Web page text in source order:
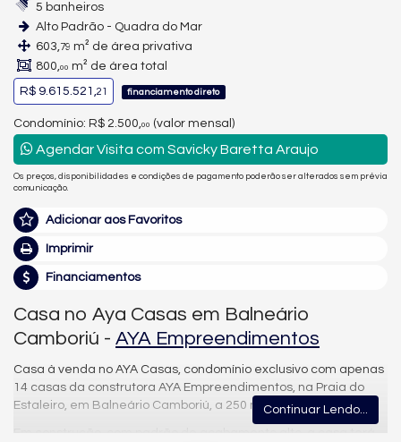
5 banheiros
Alto Padrão - Quadra do Mar
603,79 m² de área privativa
800,00 m² de área total
R$ 9.615.521,21 financiamento direto
Condomínio: R$ 2.500, 00 (valor mensal)
Agendar Visita com Savicky Baretta Araujo
Os preços, disponibilidades e condições de pagamento poderão ser alterados sem prévia
comunicação.
Adicionar aos Favoritos
Imprimir
Financiamentos
Casa no Aya Casas em Balneário
Camboriú - AYA Empreendimentos
Casa à venda no AYA Casas, condomínio exclusivo com apenas
14 casas da construtora AYA Empreendimentos, na Praia do
Estaleiro, em Balneário Camboriú, a 250 metros da praia.
Em construção, com padrão de acabamento alto, a casa terá
Continuar Lendo...